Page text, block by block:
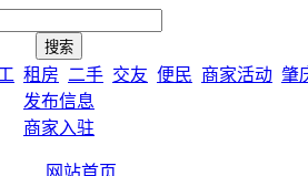
租房 二手 交友 便民 商家活动 肇
发布信息
商家入驻
网站首页